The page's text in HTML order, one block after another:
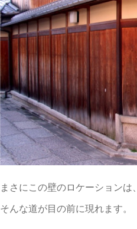
まさにこの壁のロケーションは
そんな道が目の前に現れます。